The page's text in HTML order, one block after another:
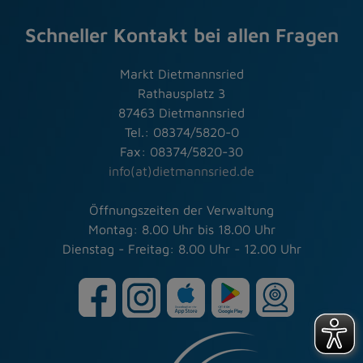
Schneller Kontakt bei allen Fragen
Markt Dietmannsried
Rathausplatz 3
87463 Dietmannsried
Tel.: 08374/5820-0
Fax: 08374/5820-30
info(at)dietmannsried.de
Öffnungszeiten der Verwaltung
Montag: 8.00 Uhr bis 18.00 Uhr
Dienstag - Freitag: 8.00 Uhr - 12.00 Uhr